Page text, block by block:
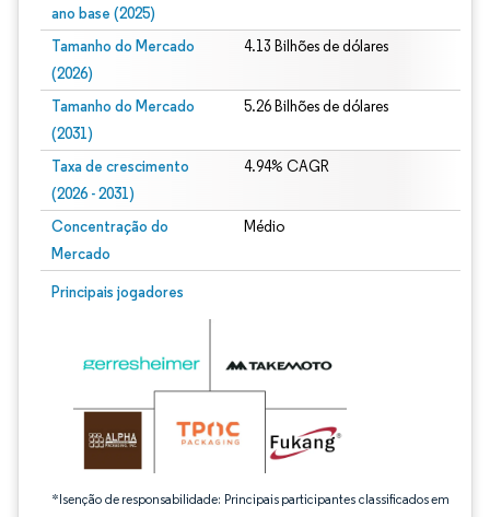
ano base (2025)
Tamanho do Mercado
(2026)
4.13 Bilhões de dólares
Tamanho do Mercado
(2031)
5.26 Bilhões de dólares
Taxa de crescimento
(2026 - 2031)
4.94% CAGR
Concentração do
Mercado
Médio
Principais jogadores
*Isenção de responsabilidade: Principais participantes classificados em
Imagem © Mordor Intelligence. O reuso requer atribuição conforme CC BY 4.0.